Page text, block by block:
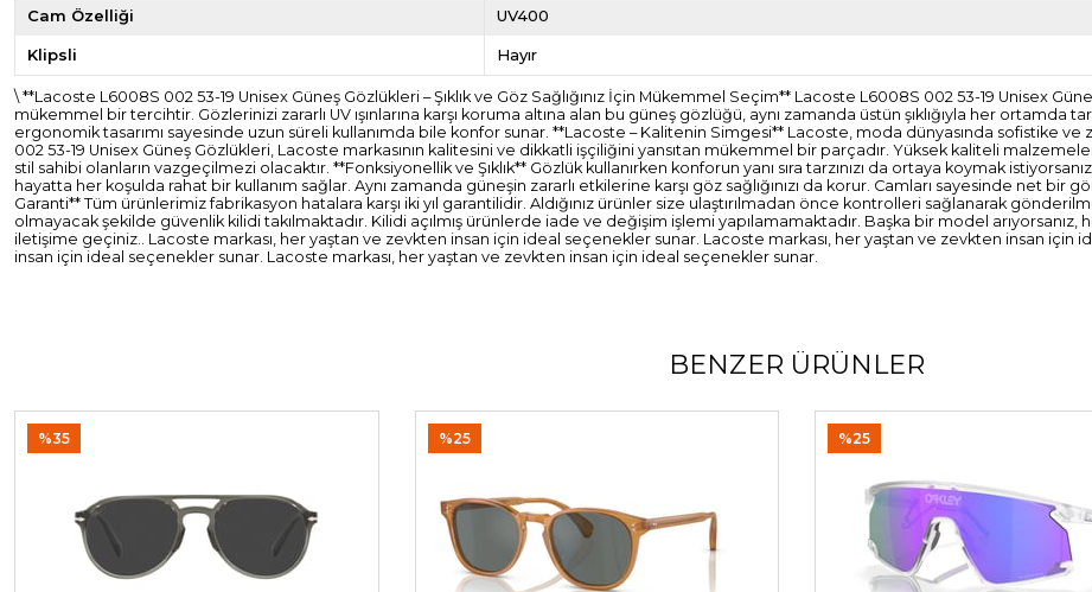
Cam Özelliği UV400
Klipsli Hayır
\ **Lacoste L6008S 002 53-19 Unisex Güneş Gözlükleri – Şıklık ve Göz Sağlığınız İçin Mükemmel Seçim** Lacoste L6008S 002 53-19 Unisex
mükemmel bir tercihtir. Gözlerinizi zararlı UV ışınlarına karşı koruma altına alan bu güneş gözlüğü, aynı zamanda üstün şıklığıyla her ortamda
ergonomik tasarımı sayesinde uzun süreli kullanımda bile konfor sunar. **Lacoste – Kalitenin Simgesi** Lacoste, moda dünyasında sofistike ve
002 53-19 Unisex Güneş Gözlükleri, Lacoste markasının kalitesini ve dikkatli işçiliğini yansıtan mükemmel bir parçadır. Yüksek kaliteli
stil sahibi olanların vazgeçilmezi olacaktır. **Fonksiyonellik ve Şıklık** Gözlük kullanırken konforun yanı sıra tarzınızı da ortaya koymak
hayatta her koşulda rahat bir kullanım sağlar. Aynı zamanda güneşin zararlı etkilerine karşı göz sağlığınızı da korur. Camları sayesinde net
Garanti** Tüm ürünlerimiz fabrikasyon hatalara karşı iki yıl garantilidir. Aldığınız ürünler size ulaştırılmadan önce kontrolleri sağlanarak
olmayacak şekilde güvenlik kilidi takılmaktadır. Kilidi açılmış ürünlerde iade ve değişim işlemi yapılamamaktadır. Başka bir model
iletişime geçiniz.. Lacoste markası, her yaştan ve zevkten insan için ideal seçenekler sunar. Lacoste markası, her yaştan ve zevkten insan için
insan için ideal seçenekler sunar. Lacoste markası, her yaştan ve zevkten insan için ideal seçenekler sunar.
BENZER ÜRÜNLER
%35 %25 %25